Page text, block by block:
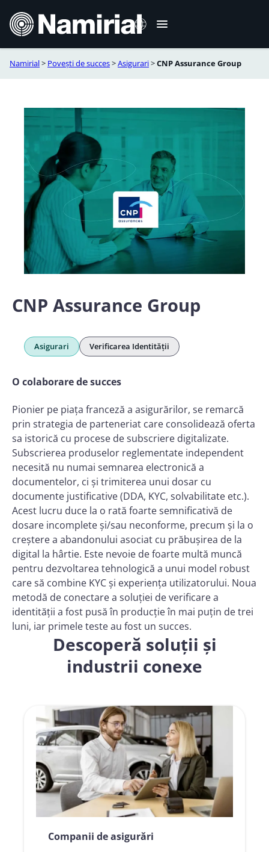
conținut
Italiano
Deutsch
Namirial> Povești de succes>Asigurari>CNP Assurance Group
CNP Assurance Group
Asigurari Verificarea Identității
O colaborare de succes
Pionier pe piața franceză a asigurărilor, se remarcă
prin strategia de parteneriat care consolidează oferta
sa istorică cu procese de subscriere digitalizate.
Subscrierea produselor reglementate independent
necesită nu numai semnarea electronică a
documentelor, ci și trimiterea unui dosar cu
documente justificative (DDA, KYC, solvabilitate etc.).
Acest lucru duce la o rată foarte semnificativă de
dosare incomplete și/sau neconforme, precum și la o
creștere a abandonului asociat cu prăbușirea de la
digital la hârtie. Este nevoie de foarte multă muncă
pentru dezvoltarea tehnologică a unui model robust
care să combine KYC și experiența utilizatorului. Noua
metodă de conectare a soluției de verificare a
identității a fost pusă în producție în mai puțin de trei
luni, iar primele teste au fost un succes.
Descoperă soluții și
industrii conexe
Companii de asigurări